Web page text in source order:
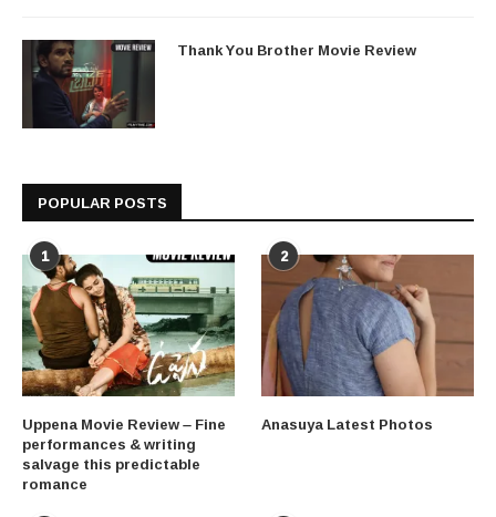
Thank You Brother Movie Review
POPULAR POSTS
1
Uppena Movie Review – Fine
performances & writing
salvage this predictable
romance
2
Anasuya Latest Photos